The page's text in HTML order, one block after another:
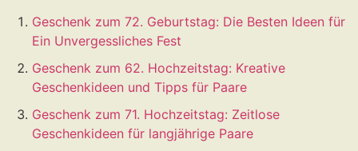
Geschenk zum 72. Geburtstag: Die Besten Ideen für
Ein Unvergessliches Fest
Geschenk zum 62. Hochzeitstag: Kreative
Geschenkideen und Tipps für Paare
Geschenk zum 71. Hochzeitstag: Zeitlose
Geschenkideen für langjährige Paare